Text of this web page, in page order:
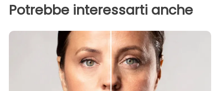
Potrebbe interessarti anche